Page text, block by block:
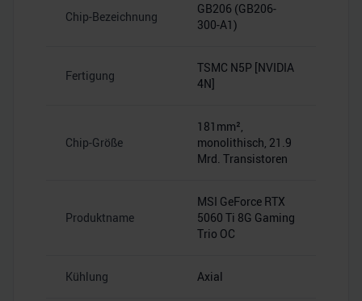
Chip-Bezeichnung
GB206 (GB206-
300-A1)
Fertigung
TSMC N5P [NVIDIA
4N]
Chip-Größe
181mm²,
monolithisch, 21.9
Mrd. Transistoren
Produktname
MSI GeForce RTX
5060 Ti 8G Gaming
Trio OC
Kühlung Axial